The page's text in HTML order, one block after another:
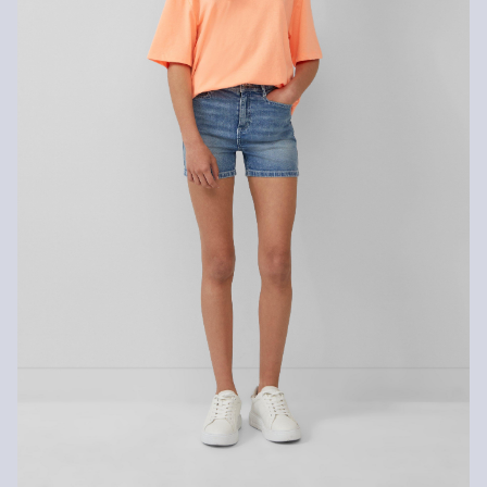
Geen chemische reiniging mogelijk
Duurzaam gecertificeerde vezels
Op het gebied van duurzaam gecertificeerde vezels zetten we ons
in voor natuurlijke vezels uit hernieuwbare bronnen. De
grondstoffen hiervoor zijn geteeld met efficiënt gebruik van
Cotton made in Africa: Met de koop van producten met het label
Cotton made in Africa wordt een duurzamere katoenproductie in
Afrika actief ondersteund. Meer informatie vind je op